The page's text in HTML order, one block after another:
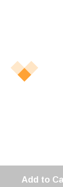
Add to